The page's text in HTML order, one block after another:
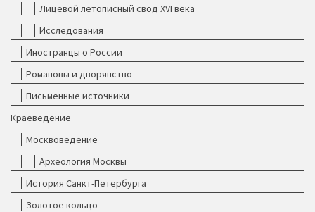
Лицевой летописный свод XVI века
Исследования
Иностранцы о России
Романовы и дворянство
Письменные источники
Краеведение
Москвоведение
Археология Москвы
История Санкт-Петербурга
Золотое кольцо